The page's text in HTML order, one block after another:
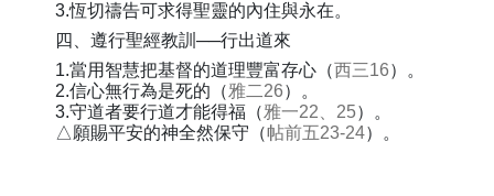
3.恆切禱告可求得聖靈的內住與永在。
四、遵行聖經教訓──行出道來
1.當用智慧把基督的道理豐富存心（西三16）。
2.信心無行為是死的（雅二26）。
3.守道者要行道才能得福（雅一22、25）。
△願賜平安的神全然保守（帖前五23-24）。